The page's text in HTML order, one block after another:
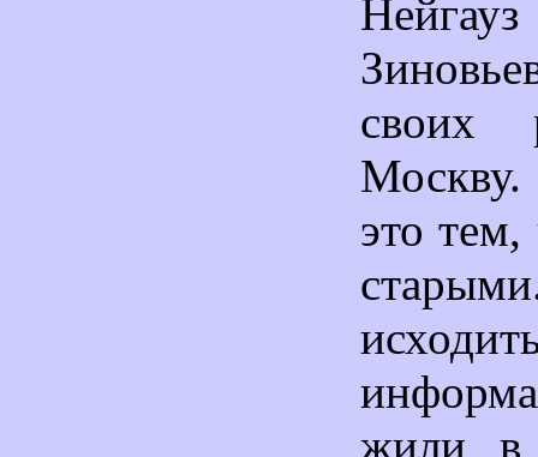
своих
это
жили в